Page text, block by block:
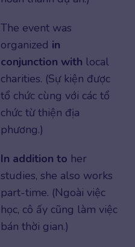
The event was
organized in
conjunction with local
charities. (Sự kiện được
tổ chức cùng với các tổ
chức từ thiện địa
phương.)
In addition to her
studies, she also works
part-time. (Ngoài việc
học, cô ấy cũng làm việc
bán thời gian.)